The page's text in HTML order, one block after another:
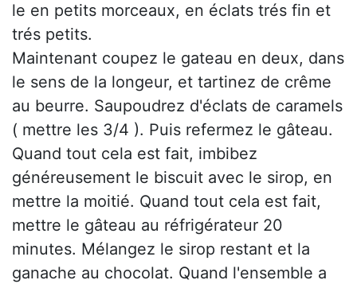
le en petits morceaux, en éclats trés fin et
trés petits.
Maintenant coupez le gateau en deux, dans
le sens de la longeur, et tartinez de crême
au beurre. Saupoudrez d'éclats de caramels
( mettre les 3/4 ). Puis refermez le gâteau.
Quand tout cela est fait, imbibez
généreusement le biscuit avec le sirop, en
mettre la moitié. Quand tout cela est fait,
mettre le gâteau au réfrigérateur 20
minutes. Mélangez le sirop restant et la
ganache au chocolat. Quand l'ensemble a